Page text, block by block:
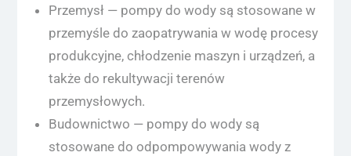
Przemysł — pompy do wody są stosowane w
przemyśle do zaopatrywania w wodę procesy
produkcyjne, chłodzenie maszyn i urządzeń, a
także do rekultywacji terenów
przemysłowych.
Budownictwo — pompy do wody są
stosowane do odpompowywania wody z